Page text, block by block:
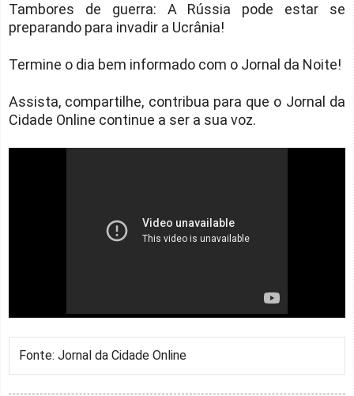
Tambores de guerra: A Rússia pode estar se
preparando para invadir a Ucrânia!
Termine o dia bem informado com o Jornal da Noite!
Assista, compartilhe, contribua para que o Jornal da
Cidade Online continue a ser a sua voz.
Fonte: Jornal da Cidade Online